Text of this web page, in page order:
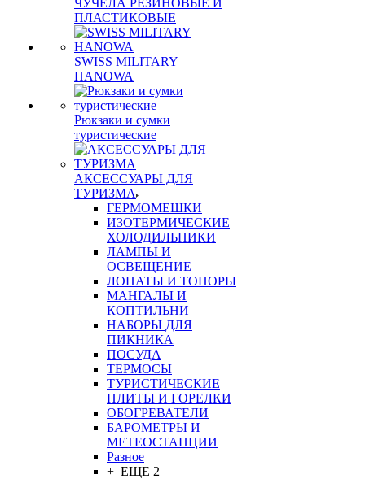
ЧУЧЕЛА РЕЗИНОВЫЕ И
ПЛАСТИКОВЫЕ
SWISS MILITARY
HANOWA
Рюкзаки и сумки
туристические
АКСЕССУАРЫ ДЛЯ
ТУРИЗМА
ГЕРМОМЕШКИ
ИЗОТЕРМИЧЕСКИЕ
ХОЛОДИЛЬНИКИ
ЛАМПЫ И
ОСВЕЩЕНИЕ
ЛОПАТЫ И ТОПОРЫ
МАНГАЛЫ И
КОПТИЛЬНИ
НАБОРЫ ДЛЯ
ПИКНИКА
ПОСУДА
ТЕРМОСЫ
ТУРИСТИЧЕСКИЕ
ПЛИТЫ И ГОРЕЛКИ
ОБОГРЕВАТЕЛИ
БАРОМЕТРЫ И
МЕТЕОСТАНЦИИ
Разное
+ ЕЩЕ 2